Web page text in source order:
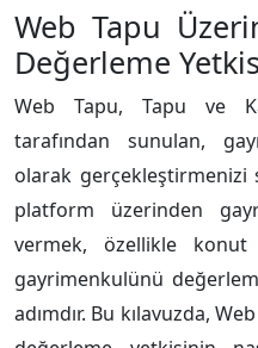
Web Tapu
Değerleme
Web Tapu, Tapu ve
tarafından sunulan,
olarak
platform üzerinden
vermek, özellikle
gayrimenkulünü
adımdır. Bu kılavuzda,